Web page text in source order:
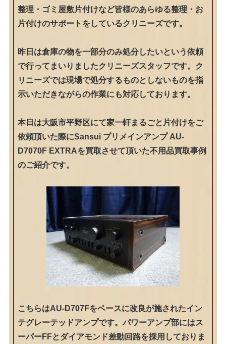
整理・ゴミ屋敷片付けなど皆様のあらゆる整理・お
片付けのサポートをしているクリニーズです。
昨日は倉庫の物を一部分のみ処分したいという依頼
で行ってまいりましたクリニーズスタッフです。ク
リニーズでは現場で処分するものとしないものを指
示いただきながらの作業にも対応しております。
本日は大阪市平野区にて家一軒まるごと片付けをご
依頼頂いた際にSansui プリメインアンプ AU-
D7070F EXTRAを買取させて頂いた不用品買取事例
のご紹介です。
こちらはAU-D707Fをベースに改良が施されたイン
テグレーテッドアンプです。パワーアンプ部にはス
ーパーFFとダイアモンド差動回路を採用しておりま